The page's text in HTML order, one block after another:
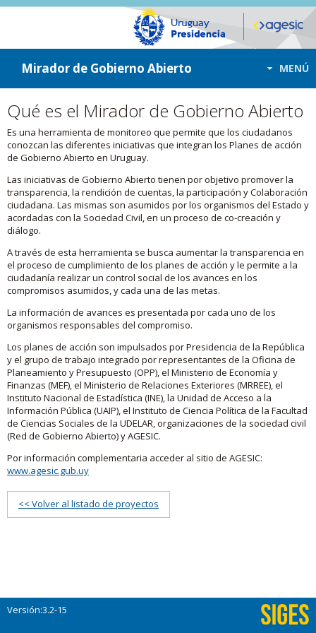
ir a contenido
ir al menú
Mirador de Gobierno Abierto MENÚ
Qué es el Mirador de Gobierno Abierto
Es una herramienta de monitoreo que permite que los ciudadanos
conozcan las diferentes iniciativas que integran los Planes de acción
de Gobierno Abierto en Uruguay.
Las iniciativas de Gobierno Abierto tienen por objetivo promover la
transparencia, la rendición de cuentas, la participación y Colaboración
ciudadana. Las mismas son asumidos por los organismos del Estado y
acordadas con la Sociedad Civil, en un proceso de co-creación y
diálogo.
A través de esta herramienta se busca aumentar la transparencia en
el proceso de cumplimiento de los planes de acción y le permite a la
ciudadanía realizar un control social de los avances en los
compromisos asumidos, y cada una de las metas.
La información de avances es presentada por cada uno de los
organismos responsables del compromiso.
Los planes de acción son impulsados por Presidencia de la República
y el grupo de trabajo integrado por representantes de la Oficina de
Planeamiento y Presupuesto (OPP), el Ministerio de Economía y
Finanzas (MEF), el Ministerio de Relaciones Exteriores (MRREE), el
Instituto Nacional de Estadística (INE), la Unidad de Acceso a la
Información Pública (UAIP), el Instituto de Ciencia Política de la Facultad
de Ciencias Sociales de la UDELAR, organizaciones de la sociedad civil
(Red de Gobierno Abierto) y AGESIC.
Por información complementaria acceder al sitio de AGESIC:
www.agesic.gub.uy
<< Volver al listado de proyectos
Versión:3.2-15